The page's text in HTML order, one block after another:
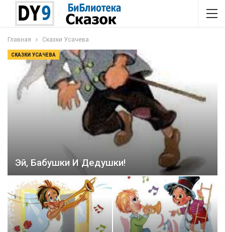
Главная Сказки Усачева
СКАЗКИ УСАЧЕВА
Эй, Бабушки И Дедушки!